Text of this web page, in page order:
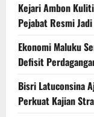
Kejari Ambon
Pejabat Resmi
Ekonomi Maluku
Defisit
Bisri Latuconsina
Perkuat Kajian